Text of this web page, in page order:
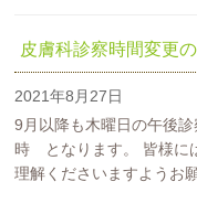
皮膚科診察時間変更
2021年8月27日
9月以降も木曜日の午
時 となります。 皆様に
理解くださいますようお